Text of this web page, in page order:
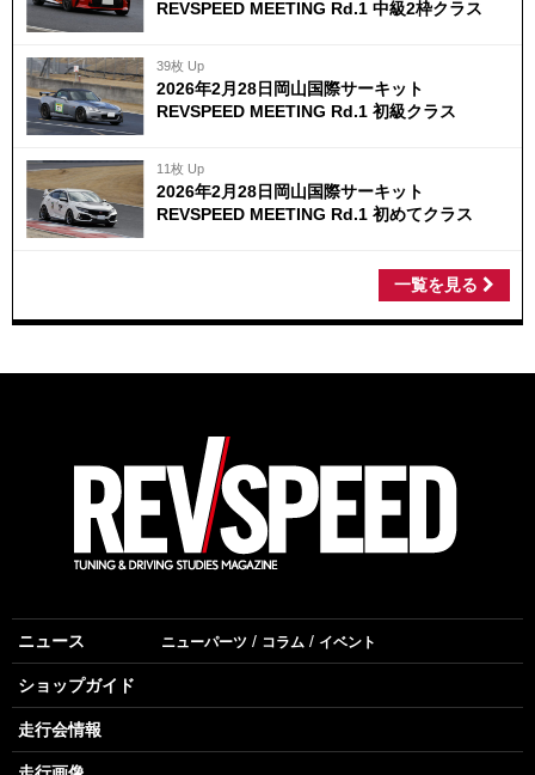
REVSPEED MEETING Rd.1 中級2枠クラス
39枚 Up
2026年2月28日岡山国際サーキット
REVSPEED MEETING Rd.1 初級クラス
11枚 Up
2026年2月28日岡山国際サーキット
REVSPEED MEETING Rd.1 初めてクラス
一覧を見る
ニュース ニューパーツ コラム イベント
ショップガイド
走行会情報